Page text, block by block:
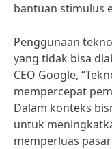
bantuan stimulus
Penggunaan
yang tidak bisa
CEO Google,
mempercepat
Dalam konteks
untuk
memperluas